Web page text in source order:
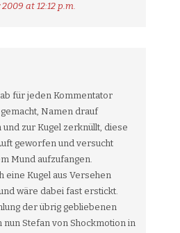
at 12:12 p.m.
für jeden Kommentator
Namen drauf
und zur Kugel zerknüllt, diese
geworfen und versucht
Mund aufzufangen.
eine Kugel aus Versehen
wäre dabei fast erstickt.
der übrig gebliebenen
nun Stefan von Shockmotion in